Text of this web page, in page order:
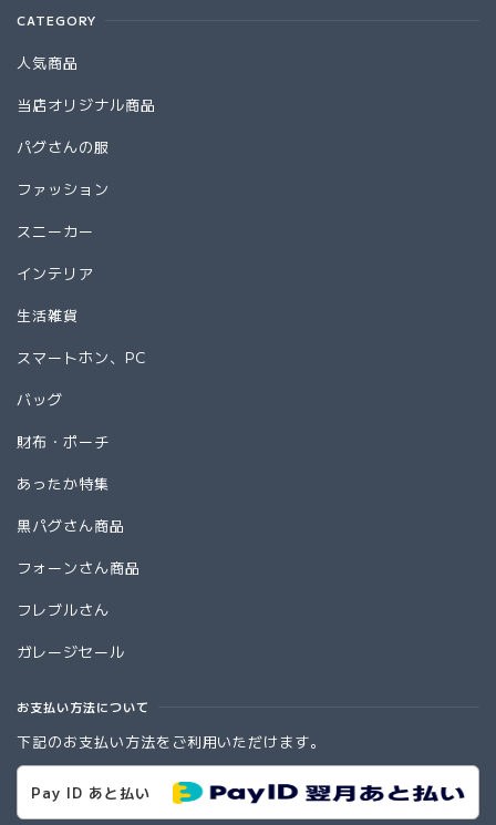
CATEGORY
人気商品
当店オリジナル商品
パグさんの服
ファッション
スニーカー
インテリア
生活雑貨
スマートホン、PC
バッグ
財布・ポーチ
あったか特集
黒パグさん商品
フォーンさん商品
フレブルさん
ガレージセール
お支払い方法について
下記のお支払い方法をご利用いただけます。
Pay ID あと払い